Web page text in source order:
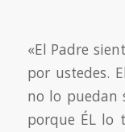
«El Padre
por ustedes.
no lo puedan
porque ÉL lo